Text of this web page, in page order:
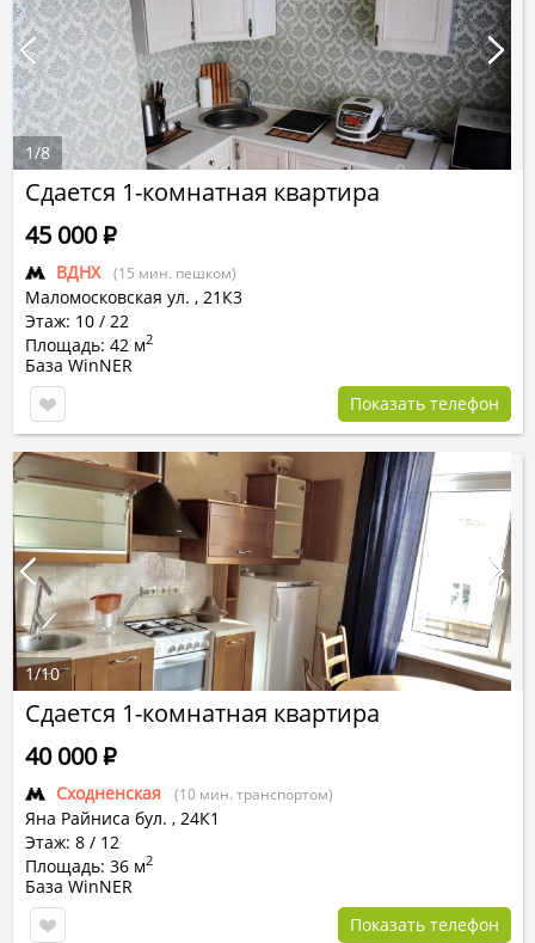
Сдается 1-комнатная квартира
ВДНХ (15 мин. пешком)
Маломосковская ул. , 21К3
Этаж: 10 / 22
Площадь: 42 м2
45 000Р
База WinNER
Показать телефон
1/8
Сдается 1-комнатная квартира
Сходненская (10 мин. транспортом)
Яна Райниса бул. , 24К1
Этаж: 8 / 12
Площадь: 36 м2
40 000Р
База WinNER
Показать телефон
1/10